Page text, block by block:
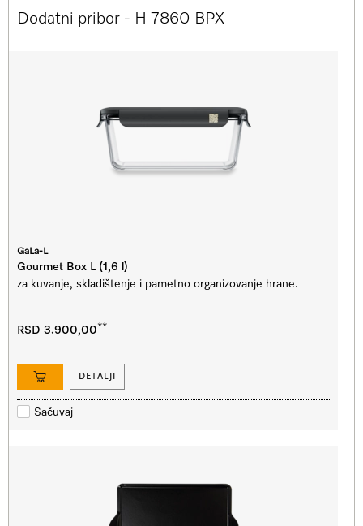
Dodatni pribor - H 7860 BPX
GaLa-L
Gourmet Box L (1,6 l)
za kuvanje, skladištenje i pametno organizovanje hrane.
RSD 3.900,00**
DETALJI
Sačuvaj